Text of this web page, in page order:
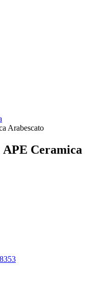
Arabescato
Ceramica